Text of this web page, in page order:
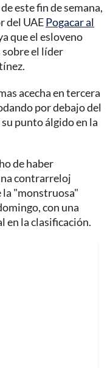
este fin de semana,
del UAEPogacar al
que el esloveno
sobre el líder
acecha en tercera
por debajo del
punto álgido en la
de haber
contrarreloj
la "monstruosa"
con una
en la clasificación.